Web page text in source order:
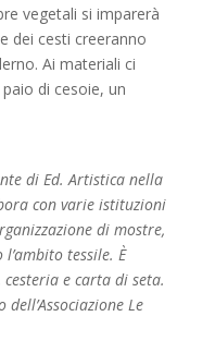
vegetali si imparerà
dei cesti creeranno
Ai materiali ci
di cesoie, un
di Ed. Artistica nella
con varie istituzioni
di mostre,
tessile. È
e carta di seta.
Le